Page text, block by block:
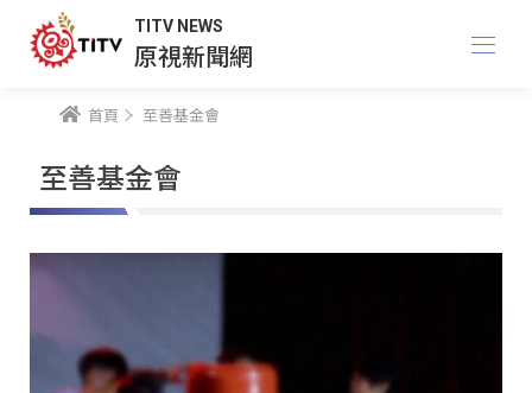
TITV NEWS
原視新聞網
首頁 至善基金會
至善基金會